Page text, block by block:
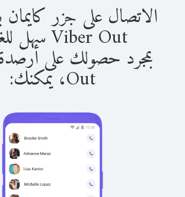
الاتصال على جزر كايمان
Viber Out سهل للغاية.
Out، يمكنك: